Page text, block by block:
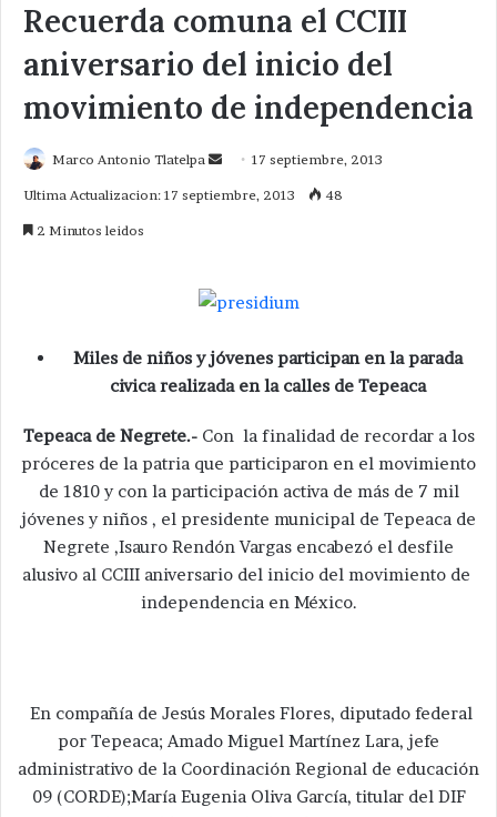
Recuerda comuna el CCIII
aniversario del inicio del
movimiento de independencia
Marco Antonio Tlatelpa
Send17 septiembre, 2013
Ultima Actualizacion: 17 septiembre, 2013 48
2 Minutos leidos
Miles de niños y jóvenes participan en la parada
civica realizada en la calles de Tepeaca
Tepeaca de Negrete.-Con la finalidad de recordar a los
próceres de la patria que participaron en el movimiento
de 1810 y con la participación activa de más de 7 mil
jóvenes y niños , el presidente municipal de Tepeaca de
Negrete ,Isauro Rendón Vargas encabezó el desfile
alusivo al CCIII aniversario del inicio del movimiento de
independencia en México.
En compañía de Jesús Morales Flores, diputado federal
por Tepeaca; Amado Miguel Martínez Lara, jefe
administrativo de la Coordinación Regional de educación
09 (CORDE);María Eugenia Oliva García, titular del DIF